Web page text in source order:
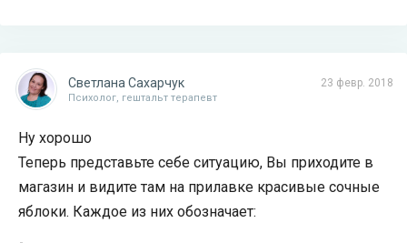
23 февр. 2018
Светлана Сахарчук
Психолог, гештальт терапевт
Ну хорошо
Теперь представьте себе ситуацию, Вы приходите в
магазин и видите там на прилавке красивые сочные
яблоки. Каждое из них обозначает: